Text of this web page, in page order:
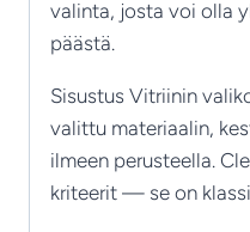
valinta, josta voi olla
päästä.
Sisustus Vitriinin
valittu materiaalin,
ilmeen perusteella.
kriteerit — se on